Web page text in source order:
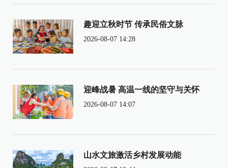
趣迎立秋时节 传承民俗文脉
2026-08-07 14:28
迎峰战暑 高温一线的坚守与关怀
2026-08-07 14:07
山水文旅激活乡村发展动能